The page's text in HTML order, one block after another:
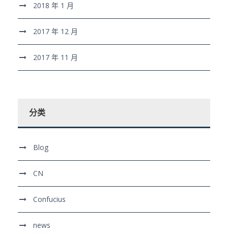
2018 年 1 月
2017 年 12 月
2017 年 11 月
分类
Blog
CN
Confucius
news